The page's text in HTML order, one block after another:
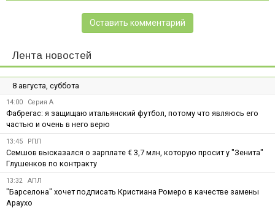
Оставить комментарий
Лента новостей
8 августа, суббота
14:00 Серия А
Фабрегас: я защищаю итальянский футбол, потому что являюсь его
частью и очень в него верю
13:45 РПЛ
Семшов высказался о зарплате € 3,7 млн, которую просит у "Зенита"
Глушенков по контракту
13:32 АПЛ
"Барселона" хочет подписать Кристиана Ромеро в качестве замены
Араухо